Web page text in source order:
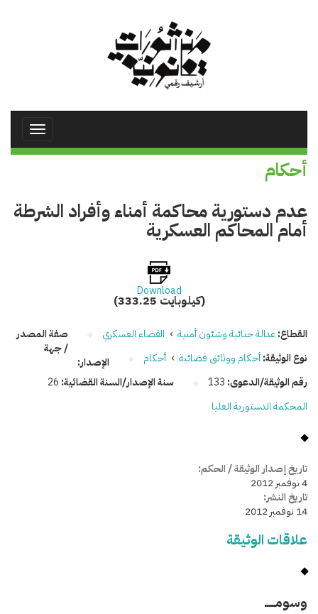
Toggle
أحكام
عدم دستورية محاكمة أمناء وأفراد الشرطة
أمام المحاكم العسكرية
Download
(333.25 كيلوبايت)
القطاع:عدالة جنائية وشئون أمنية › القضاء العسكري
نوع الوثيقة:أحكام ووثائق قضائية › أحكام
رقم الوثيقة/الدعوى: 133 سنة الإصدار/السنة القضائية: 26
صفة المصدر
/ جهة
الإصدار:
المحكمة الدستورية العليا
تاريخ إصدار الوثيقة / الحكم:
4 نوفمبر 2012
تاريخ النشر:
14 نوفمبر 2012
علاقات الوثيقة
وسومـــــ